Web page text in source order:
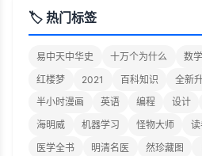
🏷️ 热门标签
易中天中华史 十万个为什么 数学
红楼梦
2021 百科知识 全新
半小时漫画
英语 编程 设计
海明威
机器学习 怪物大师
医学全书
明清名医 然珍藏图